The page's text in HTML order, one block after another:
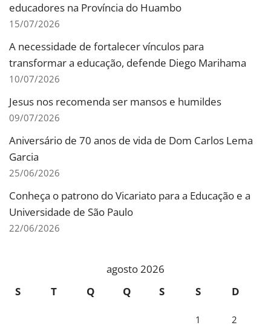
educadores na Província do Huambo
15/07/2026
A necessidade de fortalecer vínculos para
transformar a educação, defende Diego Marihama
10/07/2026
Jesus nos recomenda ser mansos e humildes
09/07/2026
Aniversário de 70 anos de vida de Dom Carlos Lema
Garcia
25/06/2026
Conheça o patrono do Vicariato para a Educação e a
Universidade de São Paulo
22/06/2026
agosto 2026
S
T Q Q S S D
1 2